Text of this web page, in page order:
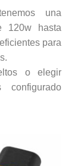
una
120w hasta
para
o elegir